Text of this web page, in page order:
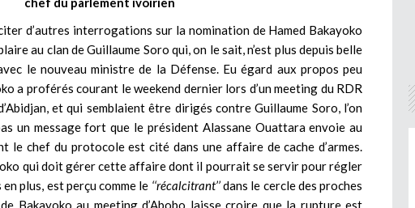
d’autres interrogations sur la nomination de Hamed Bakayoko
au clan de Guillaume Soro qui, on le sait, n’est plus depuis belle
le nouveau ministre de la Défense. Eu égard aux propos peu
a proférés courant le weekend dernier lors d’un meeting du RDR
et qui semblaient être dirigés contre Guillaume Soro, l’on
un message fort que le président Alassane Ouattara envoie au
le chef du protocole est cité dans une affaire de cache d’armes.
qui doit gérer cette affaire dont il pourrait se servir pour régler
plus, est perçu comme le ‘‘récalcitrant’’dans le cercle des proches
Bakayoko au meeting d’Abobo laisse croire que la rupture est